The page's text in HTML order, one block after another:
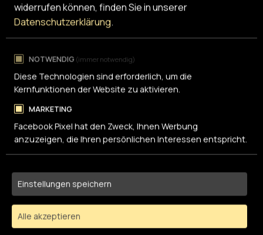
Hiermit erkläre ich mich mit derDatenschutzerklärung
einverstanden.
widerrufen können, finden Sie in unserer
Datenschutzerklärung.
NOTWENDIG (immer notwendig)
Diese Technologien sind erforderlich, um die
Kernfunktionen der Website zu aktivieren.
MARKETING
Facebook Pixel hat den Zweck, Ihnen Werbung
anzuzeigen, die Ihren persönlichen Interessen entspricht.
Einstellungen speichern
Alle akzeptieren